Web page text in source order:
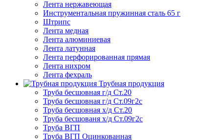
Лента нержавеющая
Инструментальная пружинная сталь 65 г
Штрипс
Лента медная
Лента алюминиевая
Лента латунная
Лента перфорированная прямая
Лента нихром
Лента фехраль
Трубная продукция
Труба бесшовная г/д Ст.20
Труба бесшовная г/д Ст.09г2с
Труба бесшовная х/д Ст.20
Труба бесшованя х/д Ст.09г2с
Труба ВГП
Труба ВГП Оцинкованная